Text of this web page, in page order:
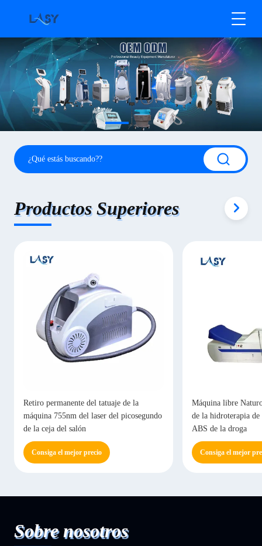
Productos Superiores
Retiro permanente del tatuaje de la
máquina 755nm del laser del picosegundo
de la ceja del salón
Consiga el mejor precio
Máquina libre
de la hidroterapia
ABS de la droga
Consiga el mejor
Sobre nosotros